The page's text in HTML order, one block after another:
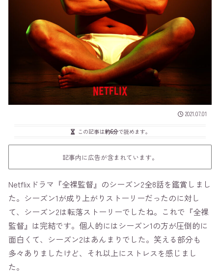
2021.07.01
この記事は約6分で読めます。
記事内に広告が含まれています。
Netflixドラマ『全裸監督』のシーズン2全8話を鑑賞しまし
た。シーズン1が成り上がりストーリーだったのに対し
て、シーズン2は転落ストーリーでしたね。これで『全裸
監督』は完結です。個人的にはシーズン1の方が圧倒的に
面白くて、シーズン2はあんまりでした。笑える部分も
多々ありましたけど、それ以上にストレスを感じまし
た。